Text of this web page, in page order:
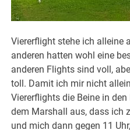
Viererflight stehe ich alleine
anderen hatten wohl eine
anderen Flights sind voll,
toll. Damit ich mir nicht
Viererflights die Beine in
dem Marshall aus, dass ich
und mich dann gegen 11